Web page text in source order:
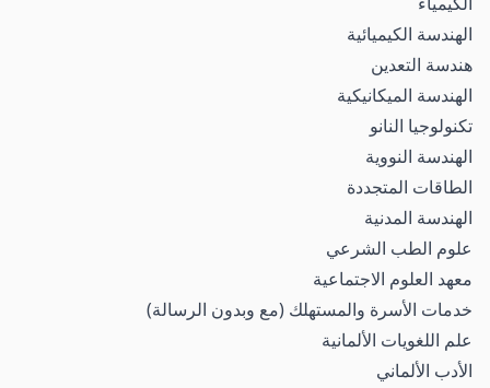
الهندسة الكيميائية
هندسة التعدين
الهندسة الميكانيكية
تكنولوجيا النانو
الهندسة النووية
الطاقات المتجددة
الهندسة المدنية
علوم الطب الشرعي
معهد العلوم الاجتماعية
خدمات الأسرة والمستهلك (مع وبدون الرسالة)
علم اللغويات الألمانية
الأدب الألماني